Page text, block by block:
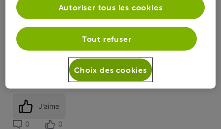
client sur le forum, il y a du changement ! | Le Forum VOO
MERCI DE LIRE SVP !!!
PACK « TRIO GIGA MAX » | CGA4233 Mode Bridge | Routeur ASUS
GT-AXE16000 + GT-AX11000 AiMesh.
J'aime
0 0
Tout refuser
Autoriser tous les cookies
Choix des cookies